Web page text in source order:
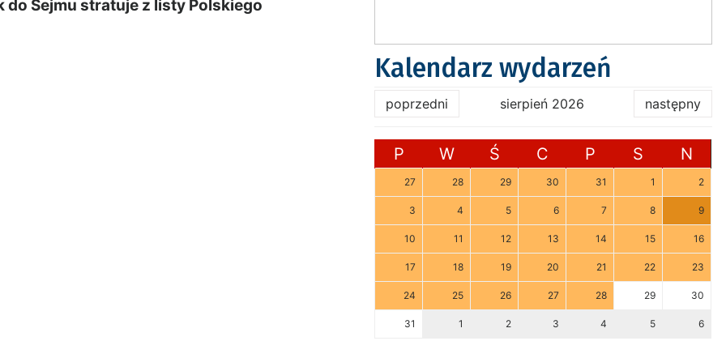
do Sejmu stratuje z listy Polskiego
Kalendarz wydarzeń
poprzedni sierpień 2026 następny
P W Ś C P S N
27 28 29 30 31 1 2
3 4 5 6 7 8 9
10 11 12 13 14 15 16
17 18 19 20 21 22 23
24 25 26 27 28 29 30
31 1 2 3 4 5 6